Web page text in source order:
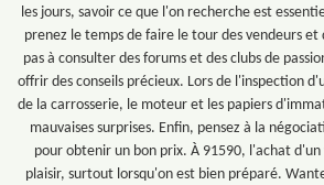
les jours, savoir ce que l'on recherche est
prenez le temps de faire le tour des vendeurs et
pas à consulter des forums et des clubs de
offrir des conseils précieux. Lors de l'inspection
de la carrosserie, le moteur et les papiers
mauvaises surprises. Enfin, pensez à la
pour obtenir un bon prix. À 91590, l'achat
plaisir, surtout lorsqu'on est bien préparé.